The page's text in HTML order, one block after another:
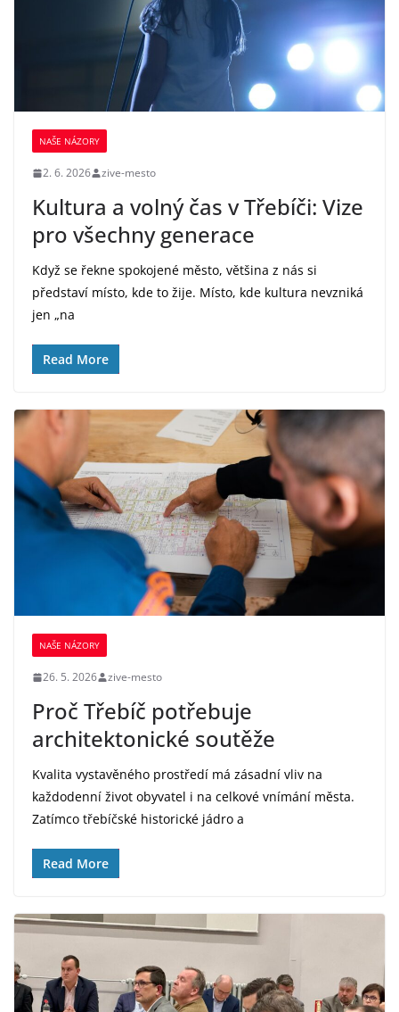
NAŠE NÁZORY
2. 6. 2026 zive-mesto
Kultura a volný čas v Třebíči: Vize
pro všechny generace
Když se řekne spokojené město, většina z nás si
představí místo, kde to žije. Místo, kde kultura nevzniká
jen „na
Read More
NAŠE NÁZORY
26. 5. 2026 zive-mesto
Proč Třebíč potřebuje
architektonické soutěže
Kvalita vystavěného prostředí má zásadní vliv na
každodenní život obyvatel i na celkové vnímání města.
Zatímco třebíčské historické jádro a
Read More